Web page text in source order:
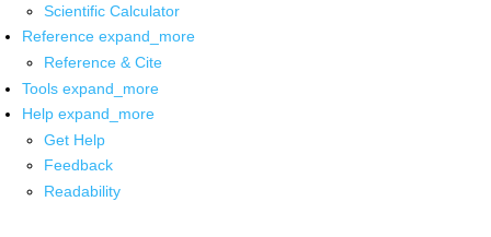
Scientific Calculator
Reference expand_more
Reference & Cite
Tools expand_more
Help expand_more
Get Help
Feedback
Readability